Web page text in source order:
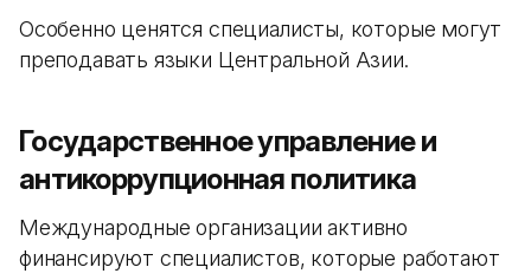
Особенно ценятся специалисты, которые могут
преподавать языки Центральной Азии.
Государственное управление и
антикоррупционная политика
Международные организации активно
финансируют специалистов, которые работают